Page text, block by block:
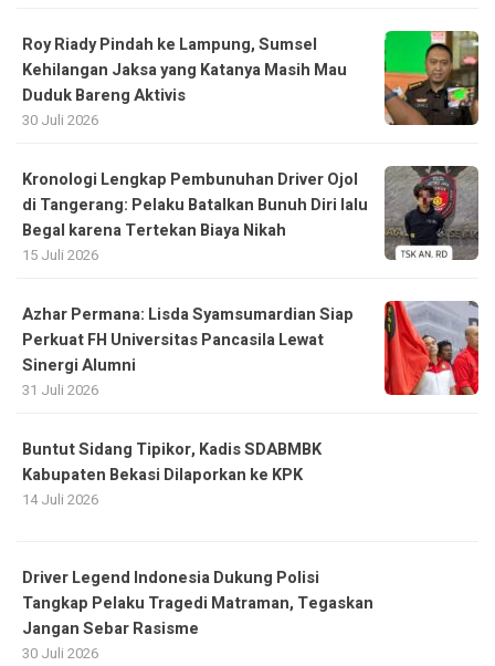
Roy Riady Pindah ke Lampung, Sumsel
Kehilangan Jaksa yang Katanya Masih Mau
Duduk Bareng Aktivis
30 Juli 2026
Kronologi Lengkap Pembunuhan Driver Ojol
di Tangerang: Pelaku Batalkan Bunuh Diri lalu
Begal karena Tertekan Biaya Nikah
15 Juli 2026
Azhar Permana: Lisda Syamsumardian Siap
Perkuat FH Universitas Pancasila Lewat
Sinergi Alumni
31 Juli 2026
Buntut Sidang Tipikor, Kadis SDABMBK
Kabupaten Bekasi Dilaporkan ke KPK
14 Juli 2026
Driver Legend Indonesia Dukung Polisi
Tangkap Pelaku Tragedi Matraman, Tegaskan
Jangan Sebar Rasisme
30 Juli 2026